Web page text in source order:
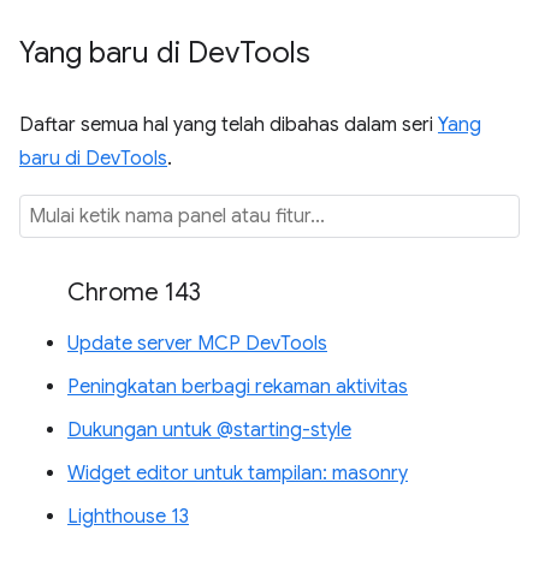
Yang baru di DevTools
Daftar semua hal yang telah dibahas dalam seri Yang
baru di DevTools.
Chrome 143
Update server MCP DevTools
Peningkatan berbagi rekaman aktivitas
Dukungan untuk @starting-style
Widget editor untuk tampilan: masonry
Lighthouse 13